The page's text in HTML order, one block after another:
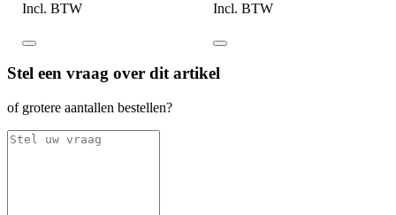
Incl. BTW
Incl. BTW
Stel een vraag over dit artikel
of grotere aantallen bestellen?